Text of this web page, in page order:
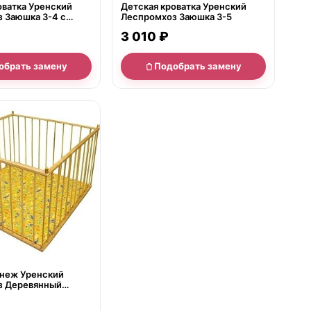
Уренский
Заюшка 3-4 с
замену
Детская кроватка Уренский
Леспромхоз Заюшка 3-5
3 010 ₽
Подобрать замену
Уренский
Деревянный